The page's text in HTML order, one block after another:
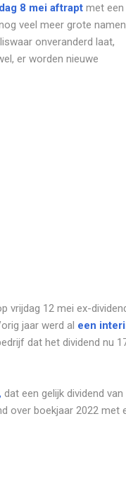
8 mei aftraptmet een
veel meer grote
onveranderd laat,
er worden nieuwe
vrijdag 12 mei ex-
jaar werd al een
dat het dividend nu
, dat een gelijk dividend van
over boekjaar 2022 met